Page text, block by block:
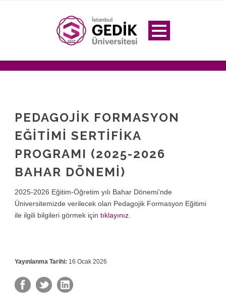
PEDAGOJİK FORMASYON
EĞİTİMİ SERTİFİKA
PROGRAMI (2025-2026
BAHAR DÖNEMİ)
2025-2026 Eğitim-Öğretim yılı Bahar Dönemi’nde
Üniversitemizde verilecek olan Pedagojik Formasyon Eğitimi
ile ilgili bilgileri görmek için tıklayınız
Yayınlanma Tarihi: 16 Ocak 2026